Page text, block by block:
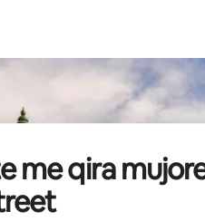
me qira